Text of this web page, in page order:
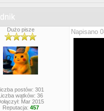
Dużo pisze
postów: 301
wątków: 36
Mar 2015
Reputacja: 457
Napisano